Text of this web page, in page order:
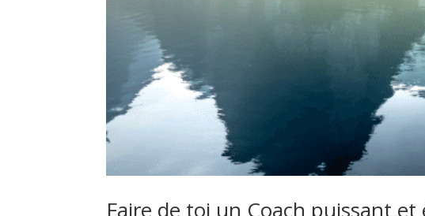
Faire de toi un Coach puissant et